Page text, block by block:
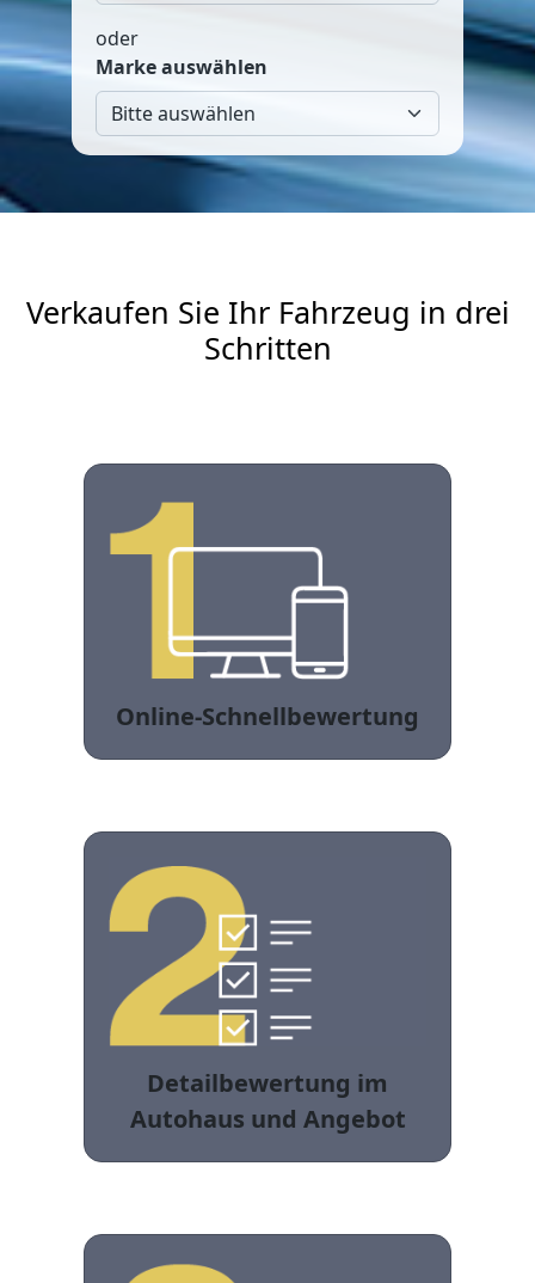
oder
Marke auswählen
Verkaufen Sie Ihr Fahrzeug in drei
Schritten
Online-Schnellbewertung
Detailbewertung im
Autohaus und Angebot